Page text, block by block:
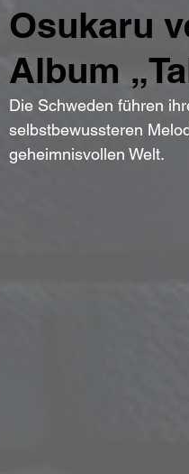
Osukaru
Album
Die Schweden führen
selbstbewussteren
geheimnisvollen Welt.